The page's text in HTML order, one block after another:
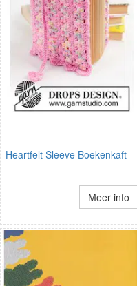
Heartfelt Sleeve Boekenkaft
Meer info